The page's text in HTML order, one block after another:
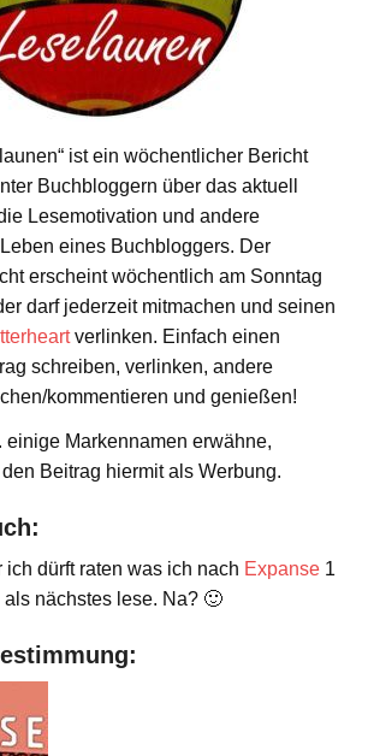
ist ein wöchentlicher Bericht
Buchbloggern über das aktuell
Lesemotivation und andere
eines Buchbloggers. Der
erscheint wöchentlich am Sonntag
darf jederzeit mitmachen und seinen
verlinken. Einfach einen
schreiben, verlinken, andere
kommentieren und genießen!
einige Markennamen erwähne,
Beitrag hiermit als Werbung.
ich dürft raten was ich nach Expanse 1
nächstes lese. Na? 🙂